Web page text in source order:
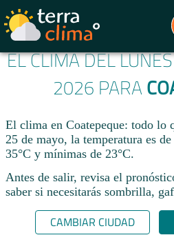
EL CLIMA DEL
2026 PARA
El clima en Coatepeque: todo lo
25 de mayo, la temperatura es
35°C y mínimas de 23°C.
Antes de salir, revisa el
saber si necesitarás sombrilla,
CAMBIAR CIUDAD